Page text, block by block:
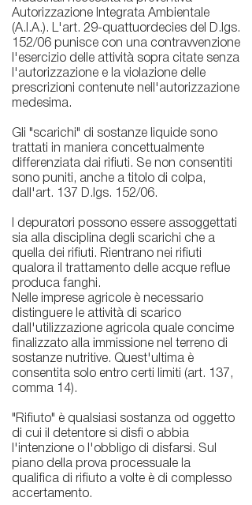
Autorizzazione Integrata Ambientale
(A.I.A.). L'art. 29-quattuordecies del D.lgs.
152/06 punisce con una contravvenzione
l'esercizio delle attività sopra citate senza
l'autorizzazione e la violazione delle
prescrizioni contenute nell'autorizzazione
medesima.
Gli "scarichi" di sostanze liquide sono
trattati in maniera concettualmente
differenziata dai rifiuti. Se non consentiti
sono puniti, anche a titolo di colpa,
dall'art. 137 D.lgs. 152/06.
I depuratori possono essere assoggettati
sia alla disciplina degli scarichi che a
quella dei rifiuti. Rientrano nei rifiuti
qualora il trattamento delle acque reflue
produca fanghi.
Nelle imprese agricole è necessario
distinguere le attività di scarico
dall'utilizzazione agricola quale concime
finalizzato alla immissione nel terreno di
sostanze nutritive. Quest'ultima è
consentita solo entro certi limiti (art. 137,
comma 14).
"Rifiuto" è qualsiasi sostanza od oggetto
di cui il detentore si disfi o abbia
l'intenzione o l'obbligo di disfarsi. Sul
piano della prova processuale la
qualifica di rifiuto a volte è di complesso
accertamento.